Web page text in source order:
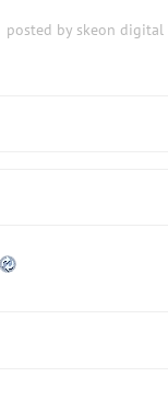
posted by skeon digital